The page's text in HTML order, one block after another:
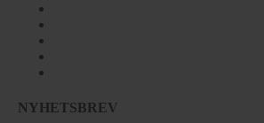
NYHETSBREV